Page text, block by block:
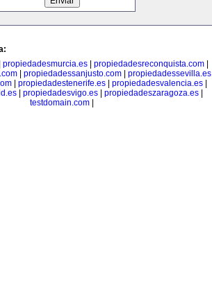
propiedadesmurcia.es propiedadesreconquista.com
| propiedadessanjusto.com| propiedadessevilla.es|
| propiedadestenerife.es| propiedadesvalencia.es|
propiedadesvigo.es propiedadeszaragoza.es
testdomain.com